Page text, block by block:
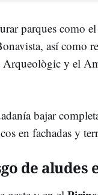
parques como
así como
y el
bajar
en fachadas y
de aludes